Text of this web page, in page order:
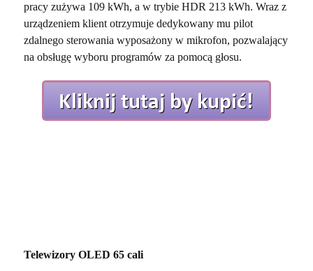
pracy zużywa 109 kWh, a w trybie HDR 213 kWh. Wraz z
urządzeniem klient otrzymuje dedykowany mu pilot
zdalnego sterowania wyposażony w mikrofon, pozwalający
na obsługę wyboru programów za pomocą głosu.
Telewizory OLED 65 cali